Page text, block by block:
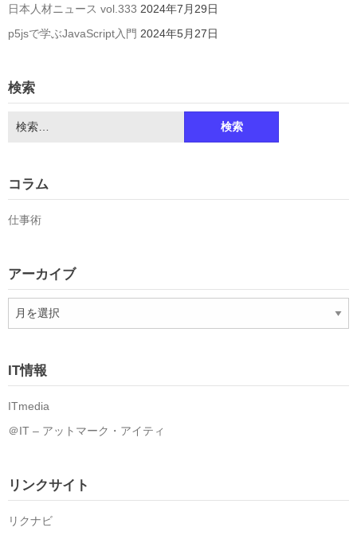
日本人材ニュース vol.333 2024年7月29日
p5jsで学ぶJavaScript入門 2024年5月27日
検索
検
索:
コラム
仕事術
アーカイブ
ー
IT情報
ITmedia
＠IT – アットマーク・アイティ
リンクサイト
リクナビ